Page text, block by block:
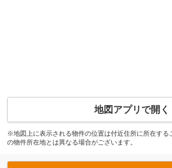
地図アプリで開く
※地図上に表示される物件の位置は付近住所に所在する
の物件所在地とは異なる場合がございます。